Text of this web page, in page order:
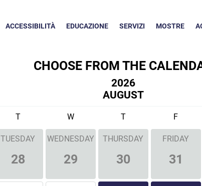
MOSTRE
SERVIZI
EDUCAZIONE
ACCESSIBILITÀ
CHOOSE FROM THE
2026
AUGUST
T W T F
TUESDAY
28
WEDNESDAY
29
THURSDAY
30
FRIDAY
31